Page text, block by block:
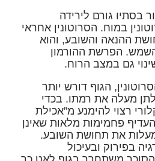
בסתיו גורם לירידה
במוח. הסרוטונין אחראי
ההנאה והשובע, והוא
הפרשת ההורמון
גם במצב הרוח.
הגוף דורש יותר
מעלה את רמתו. בכדי
רצוי להימנע מ”אכילת
פחמימות מלאות שאינן
את תחושת השובע.
בפירוק ובעיכול